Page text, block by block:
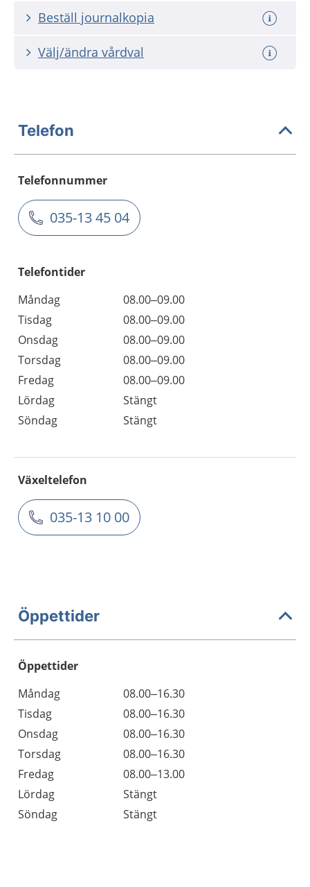
Beställ journalkopia
Välj/ändra vårdval
Telefon
Telefonnummer
035-13 45 04
Telefontider
Måndag
08.00–09.00
Tisdag
08.00–09.00
Onsdag
08.00–09.00
Torsdag
08.00–09.00
Fredag
08.00–09.00
Lördag
Stängt
Söndag
Stängt
Växeltelefon
035-13 10 00
Öppettider
Öppettider
Dag
Öppettider
Kommentarer
Måndag
08.00–16.30
Tisdag
08.00–16.30
Onsdag
08.00–16.30
Torsdag
08.00–16.30
Fredag
08.00–13.00
Lördag
Stängt
Söndag
Stängt